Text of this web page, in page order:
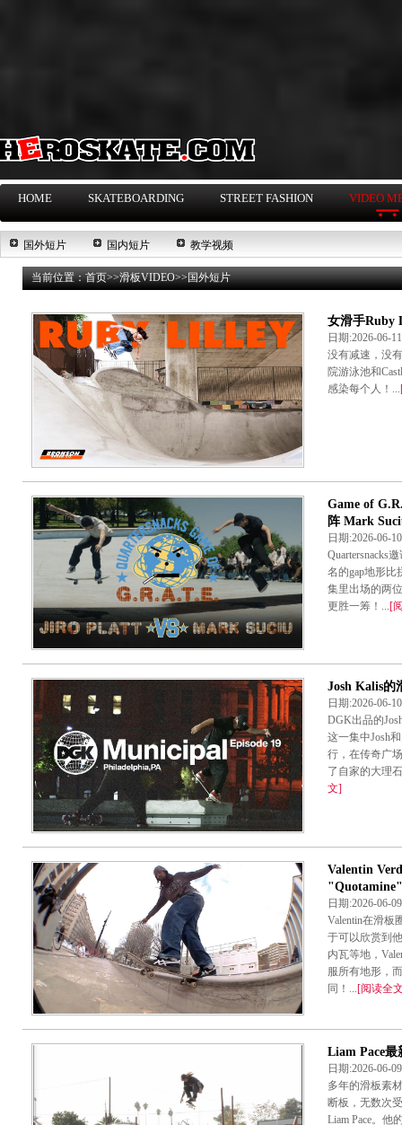
HOME SKATEBOARDING STREET FASHION VIDEO
国外短片 国内短片 教学视频
当前位置：首页>>滑板VIDEO>>国外短片
女滑手Ruby
日期:2026-
没有减速，没
院游泳池和
感染每个人！...
Game of
阵 Mark
日期:2026-
Quartersnacks
名的gap地形比
集里出场的两
更胜一筹！... [
Josh Kalis的
日期:2026-
DGK出品的
这一集中Josh
行，在传奇广
了自家的大理
文]
Valentin
"Quotamine"
日期:2026-
Valentin在滑板
于可以欣赏到
内瓦等地，
服所有地形，
同！... [阅读全
Liam Pace最
日期:2026-
多年的滑板素
断板，无数次
Liam Pace。他